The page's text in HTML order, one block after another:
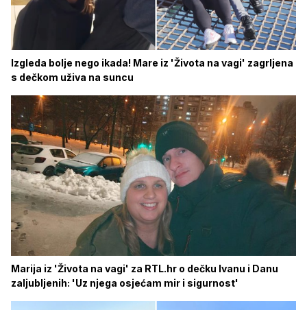
Izgleda bolje nego ikada! Mare iz 'Života na vagi' zagrljena
s dečkom uživa na suncu
Marija iz 'Života na vagi' za RTL.hr o dečku Ivanu i Danu
zaljubljenih: 'Uz njega osjećam mir i sigurnost'